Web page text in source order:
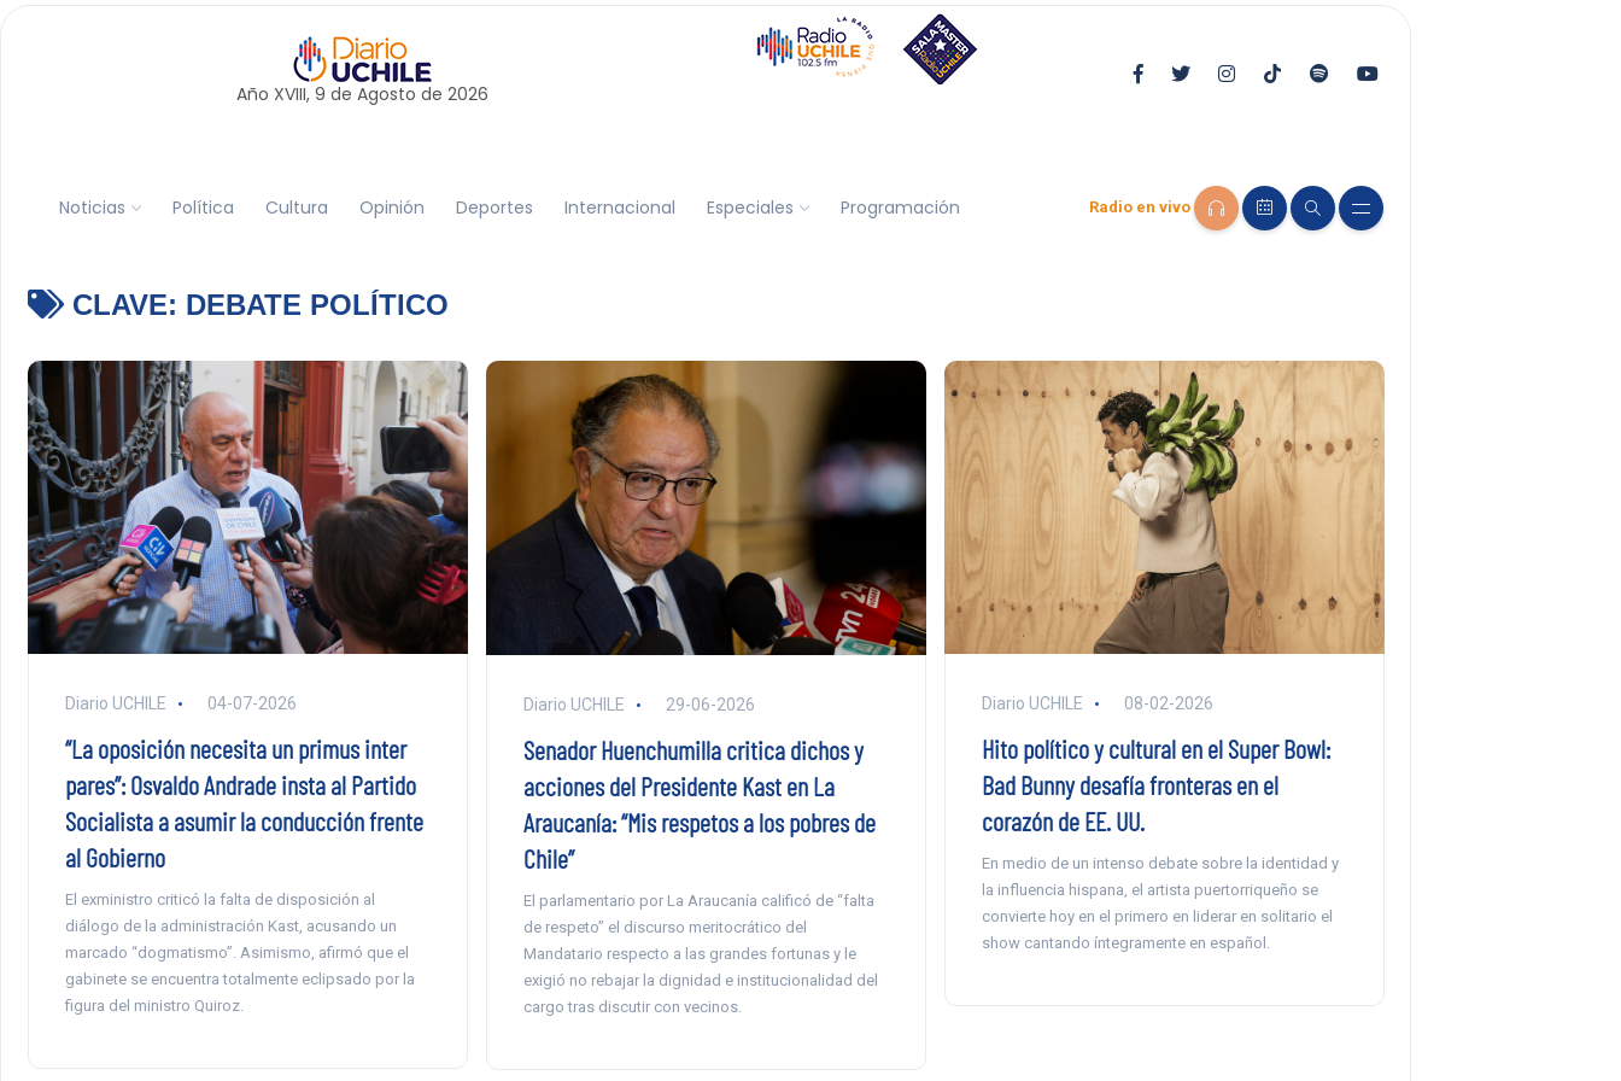
Año XVIII, 9 de Agosto de 2026
Noticias Política Cultura Opinión Deportes Internacional Especiales Programación Radio en vivo
CLAVE: DEBATE POLÍTICO
Diario UCHILE 04-07-2026
“La oposición necesita un primus inter
pares”: Osvaldo Andrade insta al Partido
Socialista a asumir la conducción frente
al Gobierno
El exministro criticó la falta de disposición al
diálogo de la administración Kast, acusando un
marcado “dogmatismo”. Asimismo, afirmó que el
gabinete se encuentra totalmente eclipsado por la
figura del ministro Quiroz.
Diario UCHILE 29-06-2026
Senador Huenchumilla critica dichos y
acciones del Presidente Kast en La
Araucanía: “Mis respetos a los pobres de
Chile”
El parlamentario por La Araucanía calificó de “falta
de respeto” el discurso meritocrático del
Mandatario respecto a las grandes fortunas y le
exigió no rebajar la dignidad e institucionalidad del
cargo tras discutir con vecinos.
Diario UCHILE 08-02-2026
Hito político y cultural en el Super Bowl:
Bad Bunny desafía fronteras en el
corazón de EE. UU.
En medio de un intenso debate sobre la identidad y
la influencia hispana, el artista puertorriqueño se
convierte hoy en el primero en liderar en solitario el
show cantando íntegramente en español.